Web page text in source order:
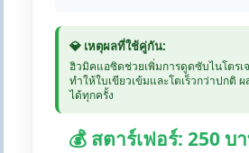
💎 เหตุผลที่ใช้คู่กัน:
ฮิวมิคแอซิดช่วยเพิ่มการดูดซับไนโตรเ
ทำให้ใบเขียวเข้มและโตเร็วกว่าปกติ
ได้ทุกครั้ง
💰 สตาร์เฟอร์: 250